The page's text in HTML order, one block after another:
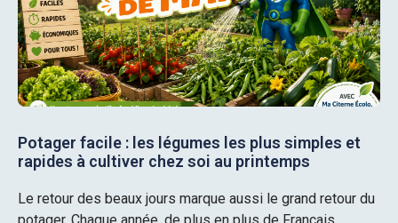
Potager facile : les légumes les plus simples et
rapides à cultiver chez soi au printemps
Le retour des beaux jours marque aussi le grand retour du